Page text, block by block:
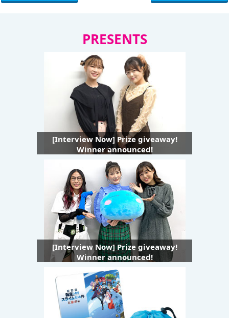
PRESENTS
[Interview Now] Prize giveaway!
Winner announced!
[Interview Now] Prize giveaway!
Winner announced!